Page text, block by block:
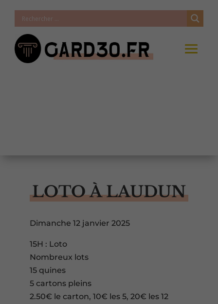
LOTO À LAUDUN
Dimanche 12 janvier 2025
15H : Loto
Nombreux lots
15 quines
5 cartons pleins
2.50€ le carton, 10€ les 5, 20€ les 12